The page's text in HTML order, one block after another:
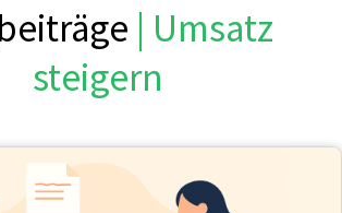
| Umsatz
steigern